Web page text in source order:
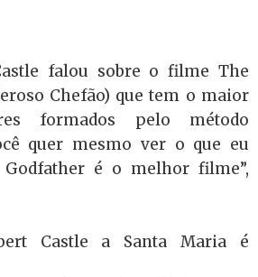
falou sobre o filme The
Chefão) que tem o maior
formados pelo método
quer mesmo ver o que eu
é o melhor filme”,
Castle a Santa Maria é